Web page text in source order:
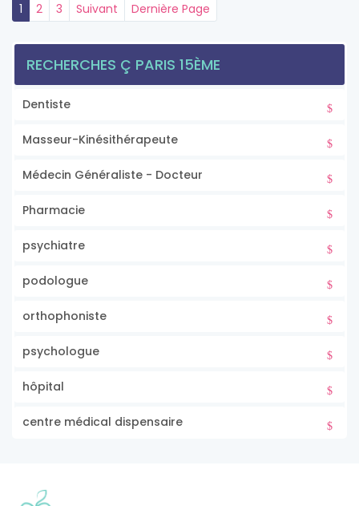
1 2 3 Suivant Dernière Page
RECHERCHES Ç PARIS 15ÈME
Dentiste
Masseur-Kinésithérapeute
Médecin Généraliste - Docteur
Pharmacie
psychiatre
podologue
orthophoniste
psychologue
hôpital
centre médical dispensaire